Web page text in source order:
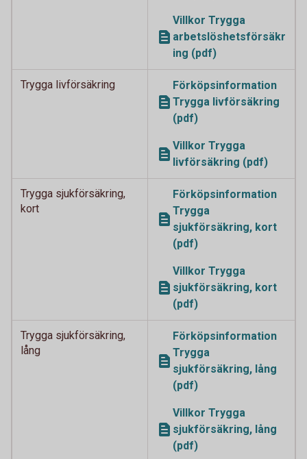
Villkor Trygga
arbetslöshetsförsäkr
ing (pdf)
Trygga livförsäkring
Förköpsinformation
Trygga livförsäkring
(pdf)
Villkor Trygga
livförsäkring (pdf)
Trygga sjukförsäkring,
kort
Förköpsinformation
Trygga
sjukförsäkring, kort
(pdf)
Villkor Trygga
sjukförsäkring, kort
(pdf)
Trygga sjukförsäkring,
lång
Förköpsinformation
Trygga
sjukförsäkring, lång
(pdf)
Villkor Trygga
sjukförsäkring, lång
(pdf)